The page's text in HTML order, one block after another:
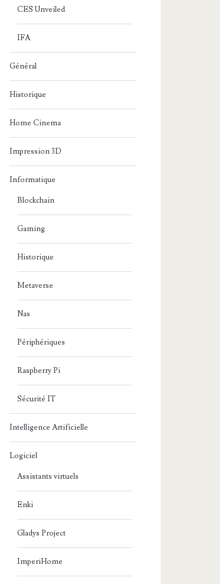
CES Unveiled
IFA
Général
Historique
Home Cinema
Impression 3D
Informatique
Blockchain
Gaming
Historique
Metaverse
Nas
Périphériques
Raspberry Pi
Sécurité IT
Intelligence Artificielle
Logiciel
Assistants virtuels
Enki
Gladys Project
ImperiHome